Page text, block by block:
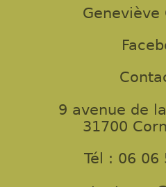
Geneviève
9 avenue de
31700
Tél : 06 06